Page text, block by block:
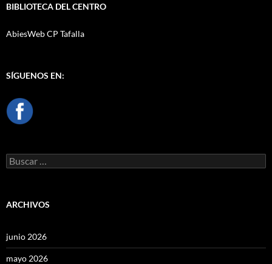
BIBLIOTECA DEL CENTRO
AbiesWeb CP Tafalla
SÍGUENOS EN:
Buscar:
ARCHIVOS
junio 2026
mayo 2026